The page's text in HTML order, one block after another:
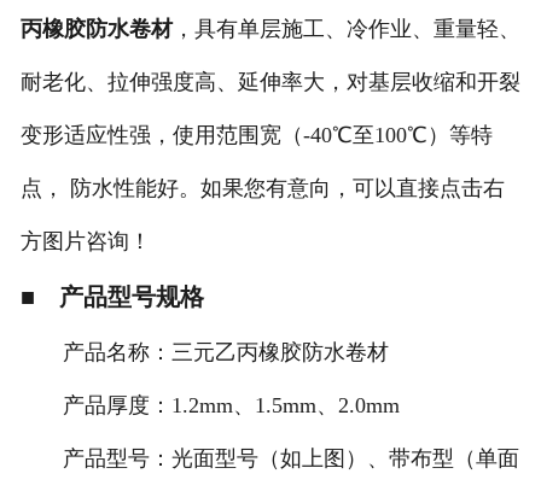
丙橡胶防水卷材，具有单层施工、冷作业、重量轻、
耐老化、拉伸强度高、延伸率大，对基层收缩和开裂
变形适应性强，使用范围宽（-40℃至100℃）等特
点， 防水性能好。如果您有意向，可以直接点击右
方图片咨询！
■ 产品型号规格
产品名称：三元乙丙橡胶防水卷材
产品厚度：1.2mm、1.5mm、2.0mm
产品型号：光面型号（如上图）、带布型（单面